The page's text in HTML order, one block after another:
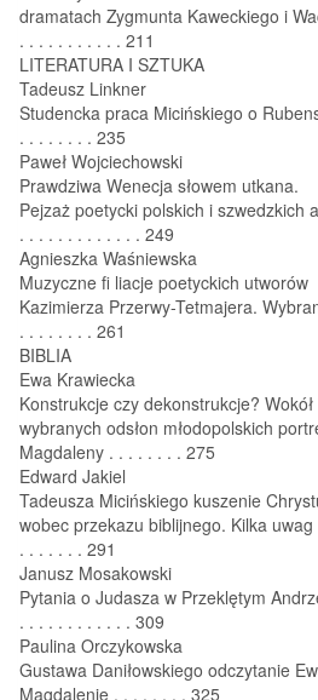
dramatach Zygmunta Kaweckiego i
. . . . . . . . . . . 211
LITERATURA I SZTUKA
Tadeusz Linkner
Studencka praca Micińskiego o
. . . . . . . . 235
Paweł Wojciechowski
Prawdziwa Wenecja słowem utkana.
Pejzaż poetycki polskich i szwedzkich
. . . . . . . . . . . . . 249
Agnieszka Waśniewska
Muzyczne fi liacje poetyckich utworów
Kazimierza Przerwy-Tetmajera.
. . . . . . . . 261
BIBLIA
Ewa Krawiecka
Konstrukcje czy dekonstrukcje?
wybranych odsłon młodopolskich
Magdaleny . . . . . . . . 275
Edward Jakiel
Tadeusza Micińskiego kuszenie
wobec przekazu biblijnego. Kilka
. . . . . . . 291
Janusz Mosakowski
Pytania o Judasza w Przeklętym
. . . . . . . . . . . . 309
Paulina Orczykowska
Gustawa Daniłowskiego odczytanie
Magdalenie . . . . . . . . 325